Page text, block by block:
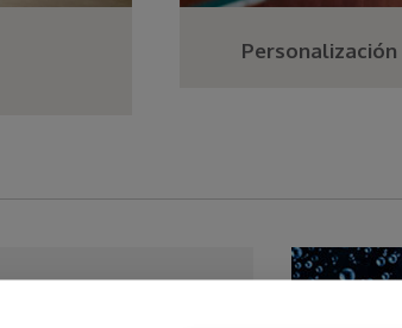
Personalización